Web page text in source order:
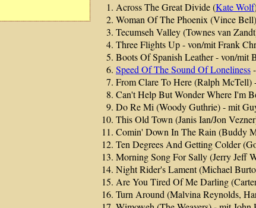
Across The Great Divide (Kate Wolf
Woman Of The Phoenix (Vince Bell)
Tecumseh Valley (Townes van
Three Flights Up - von/mit Frank
Boots Of Spanish Leather - von/mit
Speed Of The Sound Of Loneliness-
From Clare To Here (Ralph McTell)
Can't Help But Wonder Where I'm
Do Re Mi (Woody Guthrie) - mit
This Old Town (Janis Ian/Jon
Comin' Down In The Rain (Buddy
Ten Degrees And Getting Colder
Morning Song For Sally (Jerry Jeff
Night Rider's Lament (Michael
Are You Tired Of Me Darling
Turn Around (Malvina Reynolds,